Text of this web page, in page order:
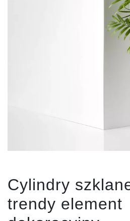
Cylindry
trendy element